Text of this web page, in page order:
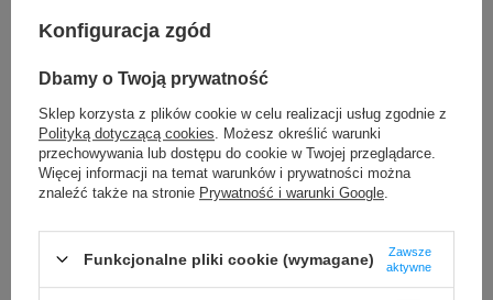
Uszczelka klej taśma montażowa do wyświetlacza iPhone XS
6,90 zł / szt.
Bezprzewodowy Adapter Tradebit TB CUBE USB-C CarPlay /
Android Auto Czarny
99,90 zł / szt.
Interfejs diagnostyczny Vgate iCar2 ELM327 OBD2 PL
69,90 zł
Zestaw narzędzi serwisowych Premium iPhone 5 6 7 8 X XS 11
12 13 Pro Max
Konfiguracja zgód
Dbamy o Twoją prywatność
Sklep korzysta z plików cookie w celu realizacji usług zgodnie z
Polityką dotyczącą cookies . Możesz określić warunki
przechowywania lub dostępu do cookie w Twojej przeglądarce.
Więcej informacji na temat warunków i prywatności można
znaleźć także na stronie Prywatność i warunki Google
Funkcjonalne pliki cookie (wymagane)
Zawsze
aktywne